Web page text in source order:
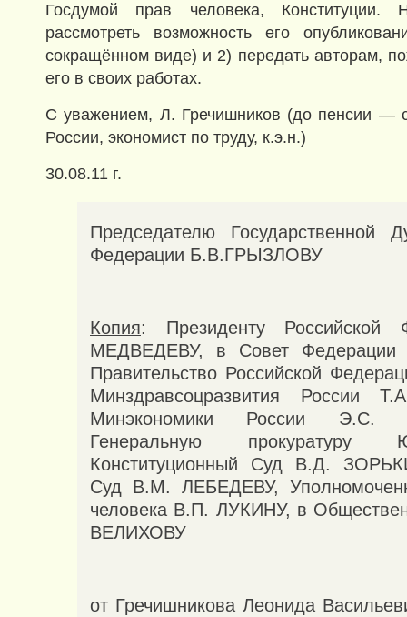
Госдумой прав человека, Конституции.
рассмотреть возможность его
сокращённом виде) и 2) передать авторам,
его в своих работах.
С уважением, Л. Гречишников (до пенсии —
России, экономист по труду, к.э.н.)
30.08.11 г.
Председателю Государственной
Федерации Б.В.ГРЫЗЛОВУ
Копия: Президенту Российской
МЕДВЕДЕВУ, в Совет
Правительство Российской
Минздравсоцразвития России
Минэкономики России Э.С.
Генеральную
Конституционный Суд В.Д.
Суд В.М. ЛЕБЕДЕВУ,
человека В.П. ЛУКИНУ, в
ВЕЛИХОВУ
от Гречишникова Леонида